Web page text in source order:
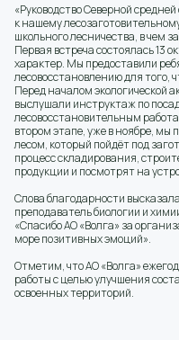
«Руководство Северной
к нашему
школьного лесничества, в чем
Первая встреча состоялась 13
характер. Мы предоставили
лесовосстановлению для того,
Перед началом экологической
выслушали инструктаж по
лесовосстановительным
втором этапе, уже в ноябре, мы
лесом, который пойдёт под
процесс складирования,
продукции и посмотрят на
Слова благодарности
преподаватель биологии и
«Спасибо АО «Волга» за
море позитивных эмоций».
Отметим, что АО «Волга»
работы с целью улучшения
освоенных территорий.